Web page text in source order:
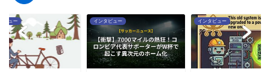
ビュー インタビュー インタビュー